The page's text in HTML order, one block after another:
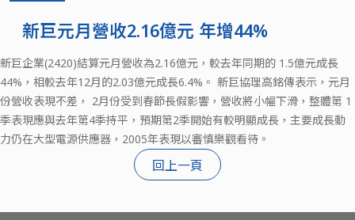
新巨元月營收2.16億元 年增44%
新巨企業(2420)結算元月營收為2.16億元，較去年同期的 1.5億元成長
44%，相較去年12月的2.03億元成長6.4%。 新巨協理高銘傳表示，元月
份營收表現不差， 2月份受到春節長假影響，營收將小幅下滑，整體第 1
季表現應與去年第4季持平，預期第2季開始有較明顯成長，主要成長動
力仍在大型電源供應器，2005年表現以審慎樂觀看待。
回上一頁